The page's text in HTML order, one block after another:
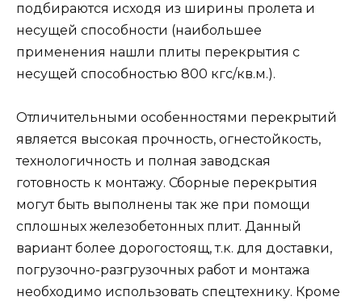
подбираются исходя из ширины пролета и
несущей способности (наибольшее
применения нашли плиты перекрытия с
несущей способностью 800 кгс/кв.м.).
Отличительными особенностями перекрытий
является высокая прочность, огнестойкость,
технологичность и полная заводская
готовность к монтажу. Сборные перекрытия
могут быть выполнены так же при помощи
сплошных железобетонных плит. Данный
вариант более дорогостоящ, т.к. для доставки,
погрузочно-разгрузочных работ и монтажа
необходимо использовать спецтехнику. Кроме